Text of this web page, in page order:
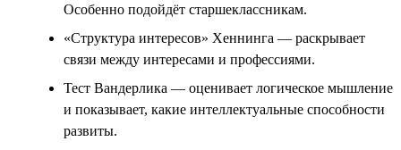
Особенно подойдёт старшеклассникам.
«Структура интересов» Хеннинга — раскрывает
связи между интересами и профессиями.
Тест Вандерлика — оценивает логическое мышление
и показывает, какие интеллектуальные способности
развиты.